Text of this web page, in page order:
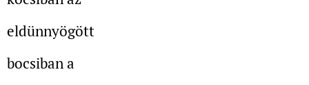
eldünnyögött
bocsiban a